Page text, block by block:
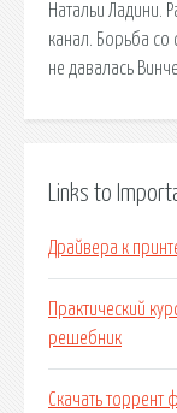
Натальи Ладини.
канал. Борьба со
не давалась
Links to
Драйвера к
Практический
решебник
Скачать торрент